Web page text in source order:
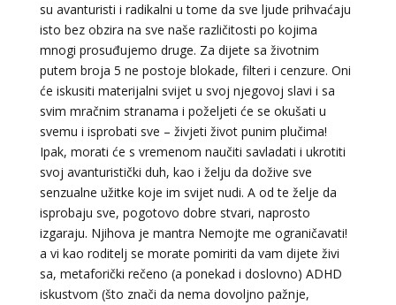
su avanturisti i radikalni u tome da sve ljude prihvaćaju
isto bez obzira na sve naše različitosti po kojima
mnogi prosuđujemo druge. Za dijete sa životnim
putem broja 5 ne postoje blokade, filteri i cenzure. Oni
će iskusiti materijalni svijet u svoj njegovoj slavi i sa
svim mračnim stranama i poželjeti će se okušati u
svemu i isprobati sve – živjeti život punim plučima!
Ipak, morati će s vremenom naučiti savladati i ukrotiti
svoj avanturistički duh, kao i želju da dožive sve
senzualne užitke koje im svijet nudi. A od te želje da
isprobaju sve, pogotovo dobre stvari, naprosto
izgaraju. Njihova je mantra Nemojte me ograničavati!
a vi kao roditelj se morate pomiriti da vam dijete živi
sa, metaforički rečeno (a ponekad i doslovno) ADHD
iskustvom (što znači da nema dovoljno pažnje,
NIVES / Kod 20
Tarot savjetnik je zauzet